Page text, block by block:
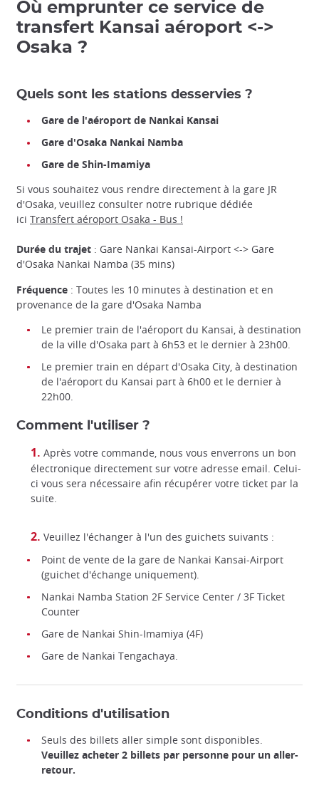
Navette sans correspondance de l'aéroport au centre ville
d'Osaka !
Nankai Railways
Où emprunter ce service de
transfert Kansai aéroport <->
Osaka ?
Quels sont les stations desservies ?
Gare de l'aéroport de Nankai Kansai
Gare d'Osaka Nankai Namba
Gare de Shin-Imamiya
Si vous souhaitez vous rendre directement à la gare JR
d'Osaka, veuillez consulter notre rubrique dédiée
ici Transfert aéroport Osaka - Bus !
Durée du trajet : Gare Nankai Kansai-Airport <-> Gare
d'Osaka Nankai Namba (35 mins)
Fréquence : Toutes les 10 minutes à destination et en
provenance de la gare d'Osaka Namba
Le premier train de l'aéroport du Kansai, à destination
de la ville d'Osaka part à 6h53 et le dernier à 23h00.
Le premier train en départ d'Osaka City, à destination
de l'aéroport du Kansai part à 6h00 et le dernier à
22h00.
Comment l'utiliser ?
Après votre commande, nous vous enverrons un bon
électronique directement sur votre adresse email. Celui-
ci vous sera nécessaire afin récupérer votre ticket par la
suite.
Veuillez l'échanger à l'un des guichets suivants :
Point de vente de la gare de Nankai Kansai-Airport
(guichet d'échange uniquement).
Nankai Namba Station 2F Service Center / 3F Ticket
Counter
Gare de Nankai Shin-Imamiya (4F)
Gare de Nankai Tengachaya.
Conditions d'utilisation
Seuls des billets aller simple sont disponibles.
Veuillez acheter 2 billets par personne pour un aller-
retour.